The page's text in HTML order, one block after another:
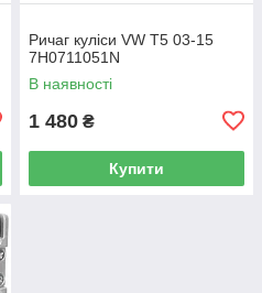
Ричаг куліси VW T5 03-15
7H0711051N
В наявності
1 480 ₴
Купити